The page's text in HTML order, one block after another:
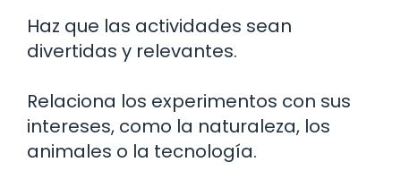
Haz que las actividades sean
divertidas y relevantes.
Relaciona los experimentos con sus
intereses, como la naturaleza, los
animales o la tecnología.